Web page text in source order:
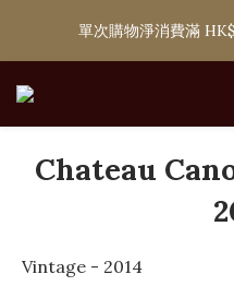
購滿 HK$1,800 即可享香港本
免
單次購物淨消費滿
購滿 HK$1,800 即可享香港本
Chateau
Vintage - 2014